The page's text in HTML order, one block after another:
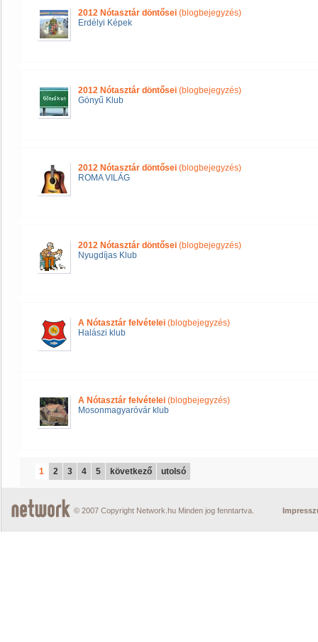
2012 Nótasztár döntősei (blogbejegyzés)
Erdélyi Képek
2012 Nótasztár döntősei (blogbejegyzés)
Gönyű Klub
2012 Nótasztár döntősei (blogbejegyzés)
ROMA VILÁG
2012 Nótasztár döntősei (blogbejegyzés)
Nyugdíjas Klub
A Nótasztár felvételei (blogbejegyzés)
Halászi klub
A Nótasztár felvételei (blogbejegyzés)
Mosonmagyaróvár klub
1 2 3 4 5 következő utolsó
© 2007 Copyright Network.hu Minden jog fenntartva.